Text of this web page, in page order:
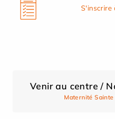
S'inscrire
Venir au centre /
Maternité Sainte